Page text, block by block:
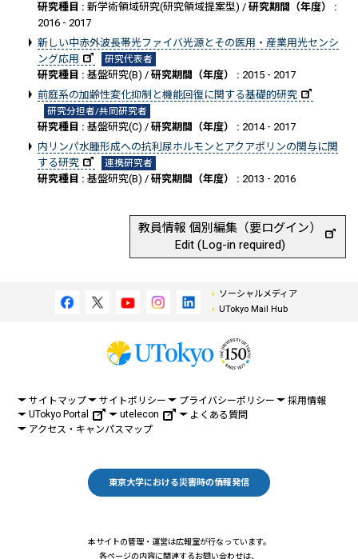
研究種目 : 新学術領域研究(研究領域提案型) / 研究期間（年度） :
2016 - 2017
新しい中赤外波長帯光ファイバ光源とその医用・産業用光センシ
ング応用
研究代表者
研究種目 : 基盤研究(B) / 研究期間（年度） : 2015 - 2017
前庭系の加齢性変化抑制と機能回復に関する基礎的研究
研究分担者/共同研究者
研究種目 : 基盤研究(C) / 研究期間（年度） : 2014 - 2017
内リンパ水腫形成への抗利尿ホルモンとアクアポリンの関与に関
する研究
連携研究者
研究種目 : 基盤研究(B) / 研究期間（年度） : 2013 - 2016
教員情報 個別編集（要ログイン）
Edit (Log-in required)
ソーシャルメディア
UTokyo Mail Hub
サイトマップ サイトポリシー プライバシーポリシー
採用情報
UTokyo Portal
utelecon
よくある質問
アクセス・キャンパスマップ
東京大学における災害時の情報発信
本サイトの管理・運営は広報室が行なっています。
各ページの内容に関連するお問い合わせは、